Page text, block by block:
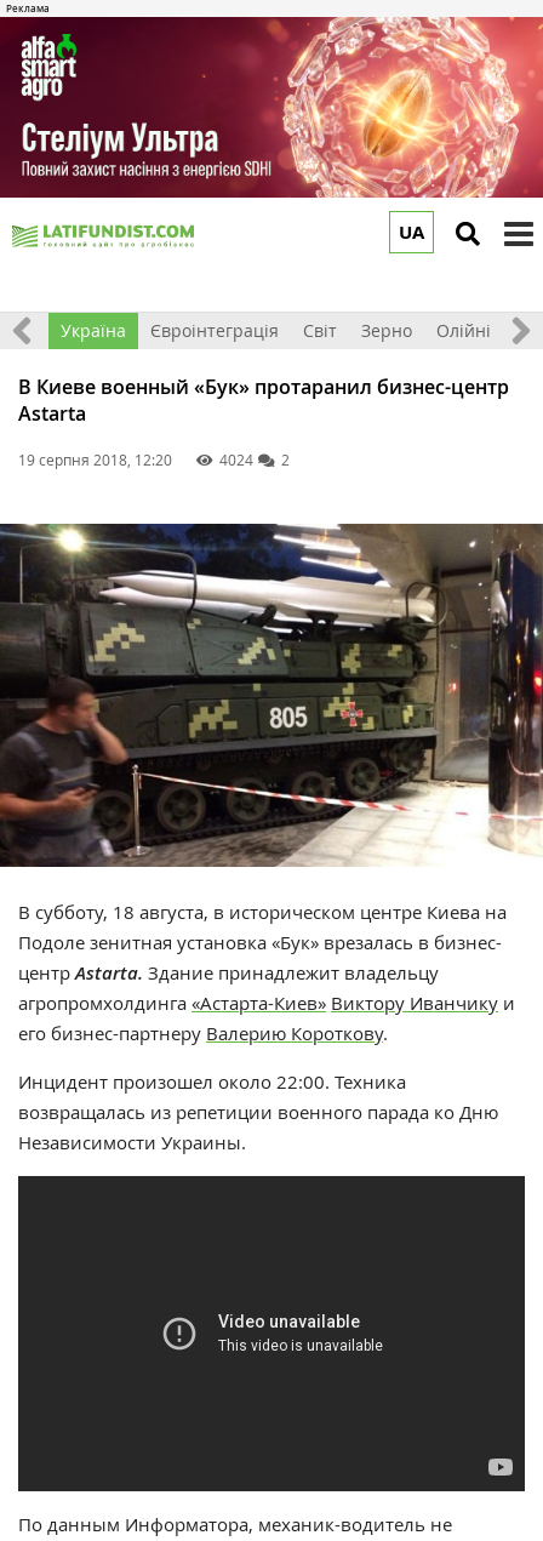
UA
Все Україна Євроінтеграція Світ Зерно Олійні
В Киеве военный «Бук» протаранил бизнес-центр
Astarta
19 серпня 2018, 12:20 4024 2
В субботу, 18 августа, в историческом центре Киева на
Подоле зенитная установка «Бук» врезалась в бизнес-
центр Astarta. Здание принадлежит владельцу
агропромхолдинга «Астарта-Киев» Виктору Иванчику и
его бизнес-партнеру Валерию Короткову.
Инцидент произошел около 22:00. Техника
возвращалась из репетиции военного парада ко Дню
Независимости Украины.
По данным Информатора, механик-водитель не